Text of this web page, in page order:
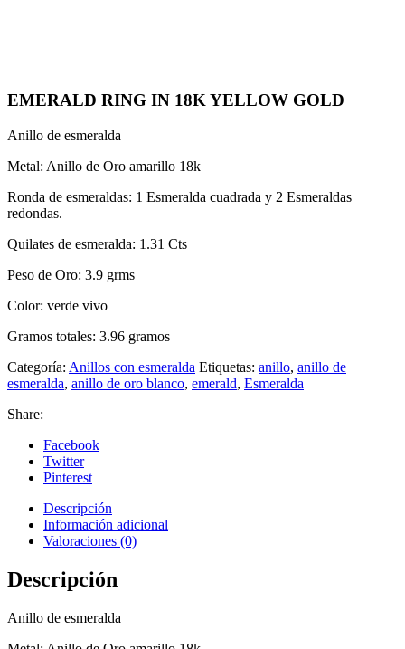
EMERALD RING IN 18K YELLOW GOLD
Anillo de esmeralda
Metal: Anillo de Oro amarillo 18k
Ronda de esmeraldas: 1 Esmeralda cuadrada y 2 Esmeraldas
redondas.
Quilates de esmeralda: 1.31 Cts
Peso de Oro: 3.9 grms
Color: verde vivo
Gramos totales: 3.96 gramos
Categoría: Anillos con esmeralda Etiquetas: anillo, anillo de
esmeralda, anillo de oro blanco, emerald, Esmeralda
Share:
Facebook
Twitter
Pinterest
Descripción
Información adicional
Valoraciones (0)
Descripción
Anillo de esmeralda